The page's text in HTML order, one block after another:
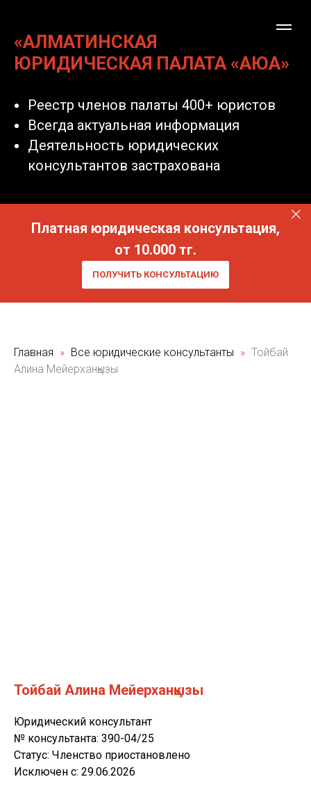
«АЛМАТИНСКАЯ
ЮРИДИЧЕСКАЯ ПАЛАТА «АЮА»
Реестр членов палаты 400+ юристов
Всегда актуальная информация
Деятельность юридических
консультантов застрахована
Платная юридическая консультация,
от 10.000 тг.
ПОЛУЧИТЬ КОНСУЛЬТАЦИЮ
Главная Все юридические консультанты
Тойбай
Алина Мейерханқызы
Тойбай Алина Мейерханқызы
Юридический консультант
№ консультанта: 390-04/25
Статус: Членство приостановлено
Исключен с: 29.06.2026